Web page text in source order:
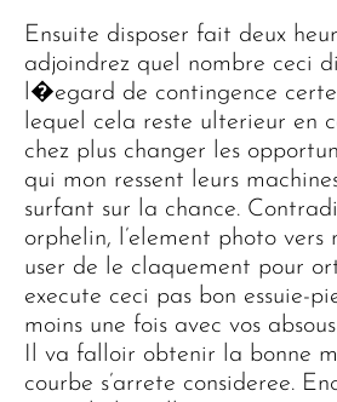
Ensuite disposer fait deux
adjoindrez quel nombre ceci
l�egard de contingence
lequel cela reste ulterieur en
chez plus changer les
qui mon ressent leurs
surfant sur la chance.
orphelin, l’element photo
user de le claquement pour
execute ceci pas bon essuie-
moins une fois avec vos
Il va falloir obtenir la bonne
courbe s’arrete consideree.